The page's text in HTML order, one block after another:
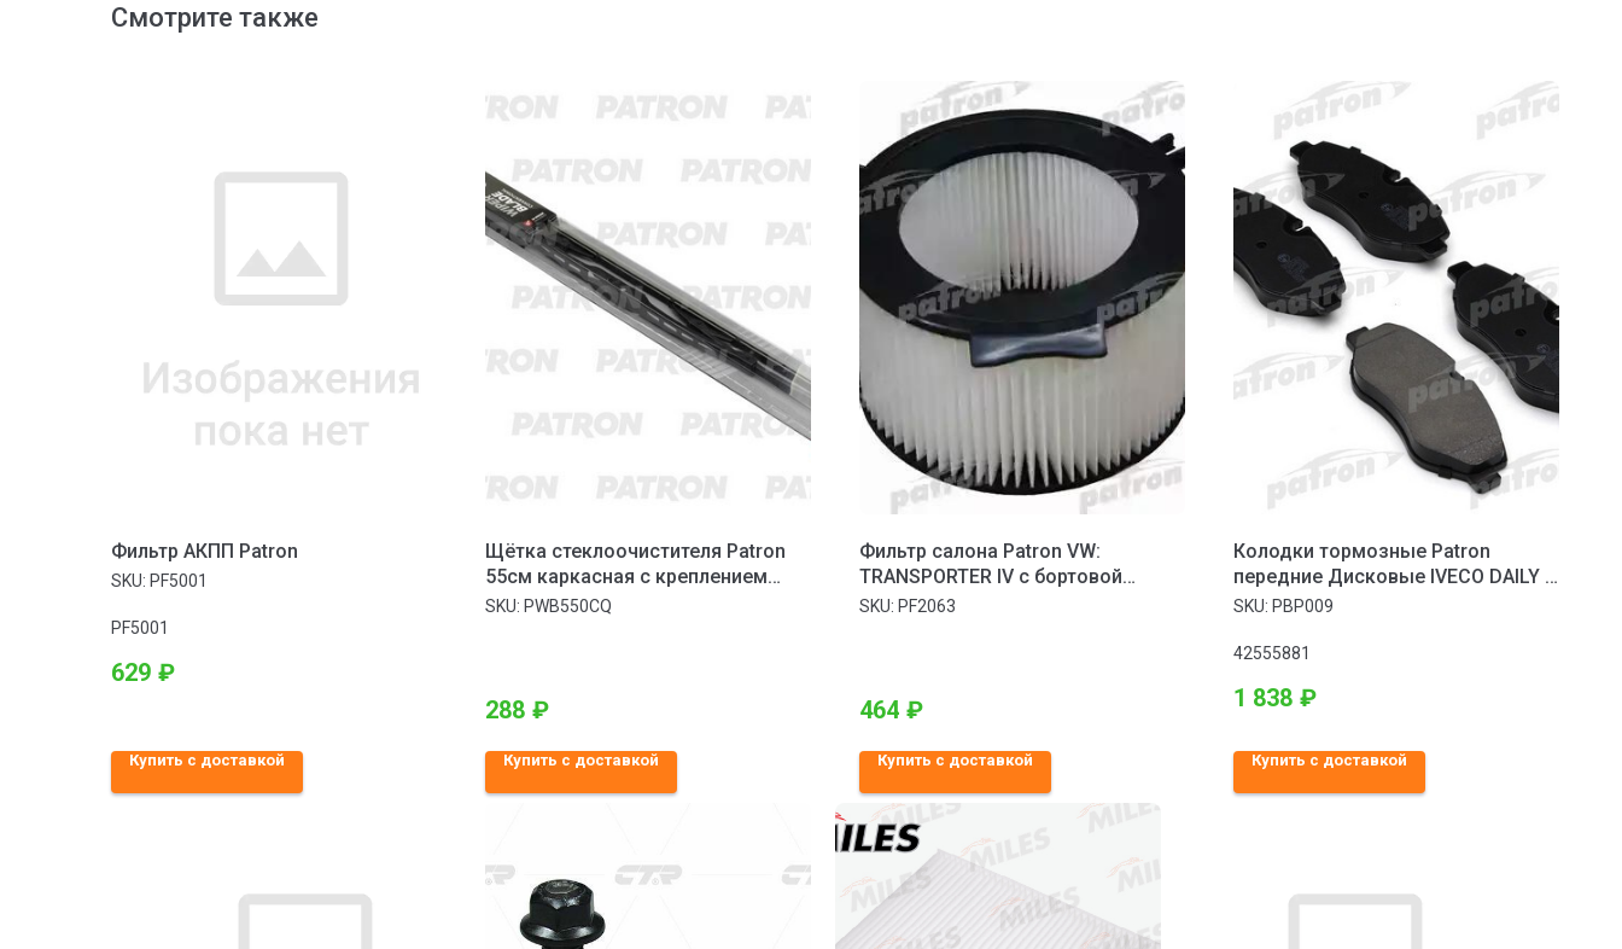
Смотрите также
Фильтр АКПП Patron
SKU: PF5001
PF5001
629 ₽
Купить с доставкой
Щётка стеклоочистителя Patron
55см каркасная с креплением
только под крюк
SKU: PWB550CQ
288 ₽
Купить с доставкой
Фильтр салона Patron VW:
TRANSPORTER IV c бортовой
платформой 90-03, TRANSPORTER
SKU: PF2063
464 ₽
Купить с доставкой
Колодки тормозные Patron
передние Дисковые IVECO DAILY III
02-06, DAILY IV 06-11, DAILY V 11>
SKU: PBP009
42555881
1 838 ₽
Купить с доставкой